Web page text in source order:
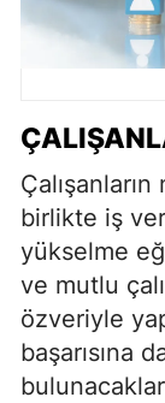
birlikte iş
yükselme
ve mutlu
özveriyle
başarısına